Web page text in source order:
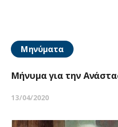
Μηνύματα
Μήνυμα για την
13/04/2020